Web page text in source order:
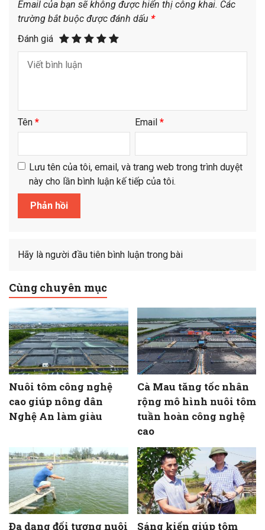
Email của bạn sẽ không được hiển thị công khai. Các
trường bắt buộc được đánh dấu *
Đánh giá
Tên * Email *
Lưu tên của tôi, email, và trang web trong trình duyệt
này cho lần bình luận kế tiếp của tôi.
Hãy là người đầu tiên bình luận trong bài
Cùng chuyên mục
Nuôi tôm công nghệ
cao giúp nông dân
Nghệ An làm giàu
Cà Mau tăng tốc nhân
rộng mô hình nuôi tôm
tuần hoàn công nghệ
cao
Đa dạng đối tượng nuôi Sáng kiến giúp tôm